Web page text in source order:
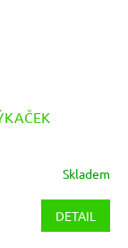
Skladem
DETAIL